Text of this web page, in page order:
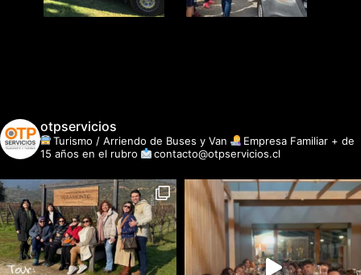
otpservicios
Turismo / Arriendo de Buses y Van
Empresa Familiar + de
15 años en el rubro
contacto@otpservicios.cl